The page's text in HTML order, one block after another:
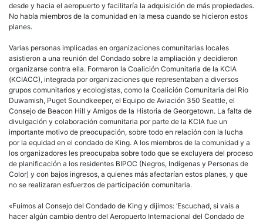
desde y hacia el aeropuerto y facilitaría la adquisición de más propiedades.
No había miembros de la comunidad en la mesa cuando se hicieron estos
planes.
Varias personas implicadas en organizaciones comunitarias locales
asistieron a una reunión del Condado sobre la ampliación y decidieron
organizarse contra ella. Formaron la Coalición Comunitaria de la KCIA
(KCIACC), integrada por organizaciones que representaban a diversos
grupos comunitarios y ecologistas, como la Coalición Comunitaria del Río
Duwamish, Puget Soundkeeper, el Equipo de Aviación 350 Seattle, el
Consejo de Beacon Hill y Amigos de la Historia de Georgetown. La falta de
divulgación y colaboración comunitaria por parte de la KCIA fue un
importante motivo de preocupación, sobre todo en relación con la lucha
por la equidad en el condado de King. A los miembros de la comunidad y a
los organizadores les preocupaba sobre todo que se excluyera del proceso
de planificación a los residentes BIPOC (Negros, Indígenas y Personas de
Color) y con bajos ingresos, a quienes más afectarían estos planes, y que
no se realizaran esfuerzos de participación comunitaria.
«Fuimos al Consejo del Condado de King y dijimos: ‘Escuchad, si vais a
hacer algún cambio dentro del Aeropuerto Internacional del Condado de